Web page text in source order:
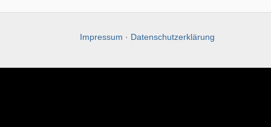
Impressum · Datenschutzerklärung